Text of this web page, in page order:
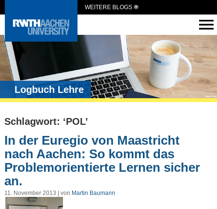
WEITERE BLOGS
Logbuch Lehre
Schlagwort: ‘POL’
In der Euregio von Maastricht
nach Aachen: So kommt das
Problemorientierte Lernen sicher
an.
11. November 2013 | von Martin Baumann